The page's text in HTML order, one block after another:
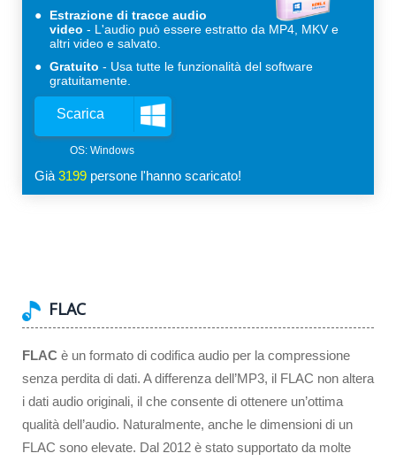
Estrazione di tracce audio
video
L'audio può essere estratto da MP4, MKV e
altri video e salvato.
Gratuito
Usa tutte le funzionalità del software
gratuitamente.
Scarica
Già 3199 persone l'hanno scaricato!
FLAC
FLAC è un formato di codifica audio per la compressione
senza perdita di dati. A differenza dell’MP3, il FLAC non altera
i dati audio originali, il che consente di ottenere un’ottima
qualità dell’audio. Naturalmente, anche le dimensioni di un
FLAC sono elevate. Dal 2012 è stato supportato da molte